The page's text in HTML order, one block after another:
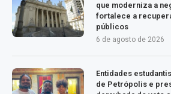
que moderniza a
fortalece a
públicos
6 de agosto de 2026
Entidades
de Petrópolis e